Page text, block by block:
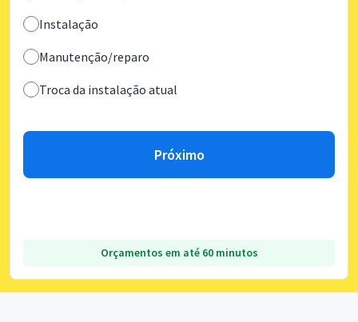
Instalação
Manutenção/reparo
Troca da instalação atual
Próximo
Orçamentos em até 60 minutos